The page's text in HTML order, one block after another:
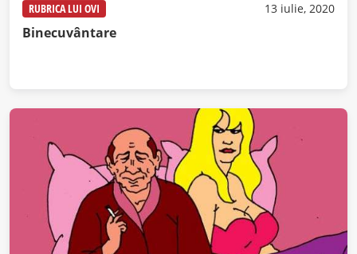
RUBRICA LUI OVI 13 iulie, 2020
Binecuvântare